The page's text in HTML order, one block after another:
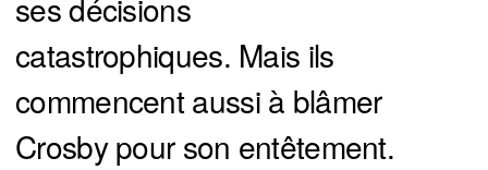
ses décisions
catastrophiques. Mais ils
commencent aussi à blâmer
Crosby pour son entêtement.